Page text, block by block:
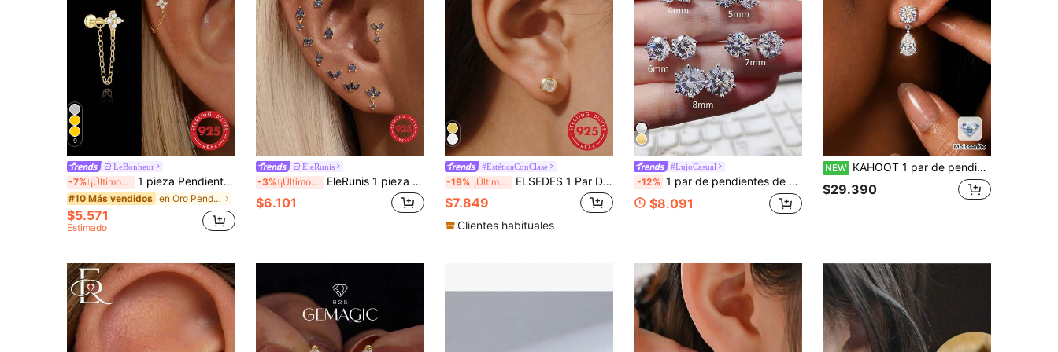
9
LeBonheur
-7% ¡Últimos 3 días 1 pieza Pendientes de botón de plata de ley 925 con borla para mujer, pendientes clásicos para cartílago/hélix/trago, espalda plana, adecuados para uso diario y fiestas, joyería exquisita
#10 Más vendidos en Oro Pendientes Finos
$5.571
Estimado
EleRunis
-3% ¡Últimos 3 días EleRunis 1 pieza Pendiente de oreja tipo abrazadera de plata de ley 925 con piedra arcoíris brillante, adecuado para uso diario, boda, fiesta, compromiso, aniversario, Día de San Valentín y otras ocasiones
$6.101
#EstéticaConClase
-19% ¡Últimos 3 días ELSEDES 1 Par De Aretes De Moda Hechos A Mano De Plata Esterlina S925 Con Gemstones Brillantes, Exudando Y Calidad De Alta Gama Para Atuendos Diarios Y De Fiesta De Mujeres
$7.849
Clientes habituales
#LujoCasual
-12% 1 par de pendientes de botón redondos de plata de ley 925 con 6 garras, regalo de joyería para mujer, joyería femenina exquisita, regalo de fiesta, regalo de cumpleaños, uso diario
$8.091
NEW KAHOOT 1 par de pendientes de plata de ley 925 chapados en oro de 14K con 2 piezas de moissanita de 1.5ct, moda simple y versátil, perfecto para regalos de otoño/invierno, adecuado para boda, propuesta, vacaciones, cita, fiesta, Día de la Madre, Día del Padre, Pascua, Navidad, Acción de Gracias, Halloween, Día de San Valentín, cumpleaños, aniversario y otras ocasiones
$29.390